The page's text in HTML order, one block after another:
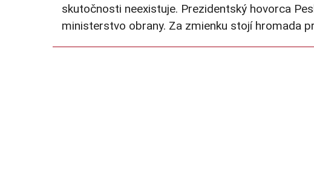
skutočnosti neexistuje. Prezidentský hovorca
ministerstvo obrany. Za zmienku stojí hromada